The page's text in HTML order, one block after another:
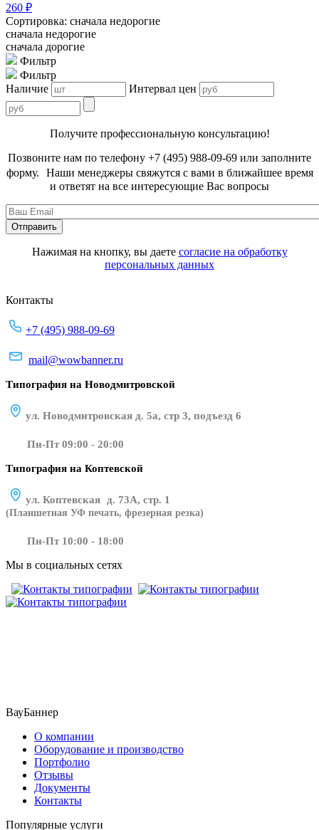
260 ₽
Сортировка: сначала недорогие
сначала недорогие
сначала дорогие
Фильтр
Фильтр
Наличие
Интервал цен
Получите профессиональную консультацию!
Позвоните нам по телефону +7 (495) 988-09-69 или заполните
форму. Наши менеджеры свяжутся с вами в ближайшее время
и ответят на все интересующие Вас вопросы
Нажимая на кнопку, вы даете согласие на обработку
персональных данных
Контакты
+7 (495) 988-09-69
mail@wowbanner.ru
Типография на Новодмитровской
ул. Новодмитровская д. 5а, стр 3, подъезд 6
Пн-Пт 09:00 - 20:00
Типография на Коптевской
ул. Коптевская д. 73А, стр. 1
(Планшетная УФ печать, фрезерная резка)
Пн-Пт 10:00 - 18:00
Мы в социальных сетях
ВауБаннер
О компании
Оборудование и производство
Портфолио
Отзывы
Документы
Контакты
Популярные услуги